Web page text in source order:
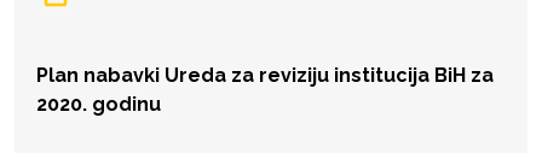
Plan nabavki Ureda za reviziju institucija BiH za
2020. godinu